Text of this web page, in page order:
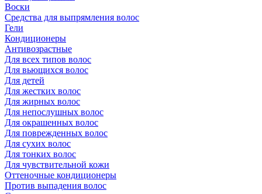
Воски
Средства для выпрямления волос
Гели
Кондиционеры
Антивозрастные
Для всех типов волос
Для вьющихся волос
Для детей
Для жестких волос
Для жирных волос
Для непослушных волос
Для окрашенных волос
Для поврежденных волос
Для сухих волос
Для тонких волос
Для чувствительной кожи
Оттеночные кондиционеры
Против выпадения волос